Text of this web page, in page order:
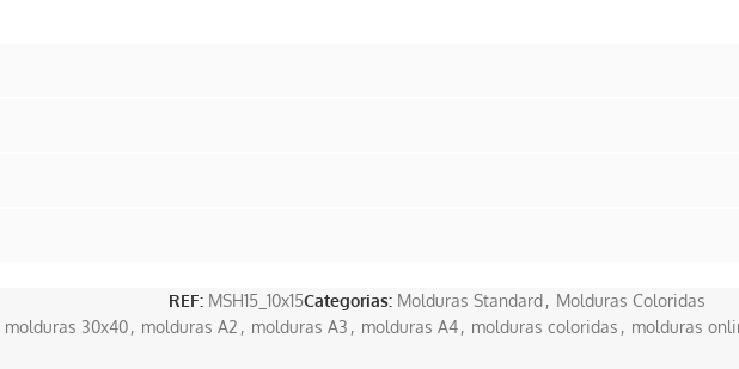
REF: MSH15_10x15Categorias: Molduras Standard , Molduras Coloridas
molduras 30x40, molduras A2 , molduras A3 , molduras A4, molduras coloridas , molduras